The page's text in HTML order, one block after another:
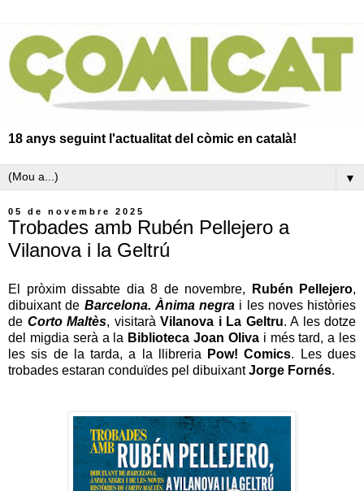
18 anys seguint l'actualitat del còmic en català!
▼
05 de novembre 2025
Trobades amb Rubén Pellejero a
Vilanova i la Geltrú
El pròxim dissabte dia 8 de novembre, Rubén Pellejero,
dibuixant de Barcelona. Ànima negra i les noves històries
de Corto Maltès, visitarà Vilanova i La Geltru. A les dotze
del migdia serà a la Biblioteca Joan Olivai més tard, a les
les sis de la tarda, a la llibreria
Pow! Comics. Les dues
trobades estaran conduïdes pel dibuixantJorge Fornés.